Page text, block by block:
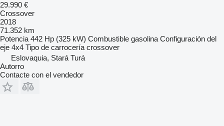
29.990 €
Crossover
2018
71.352 km
Potencia 442 Hp (325 kW) Combustible gasolina Configuración del
eje 4x4 Tipo de carrocería crossover
Eslovaquia, Stará Turá
Autorro
Contacte con el vendedor